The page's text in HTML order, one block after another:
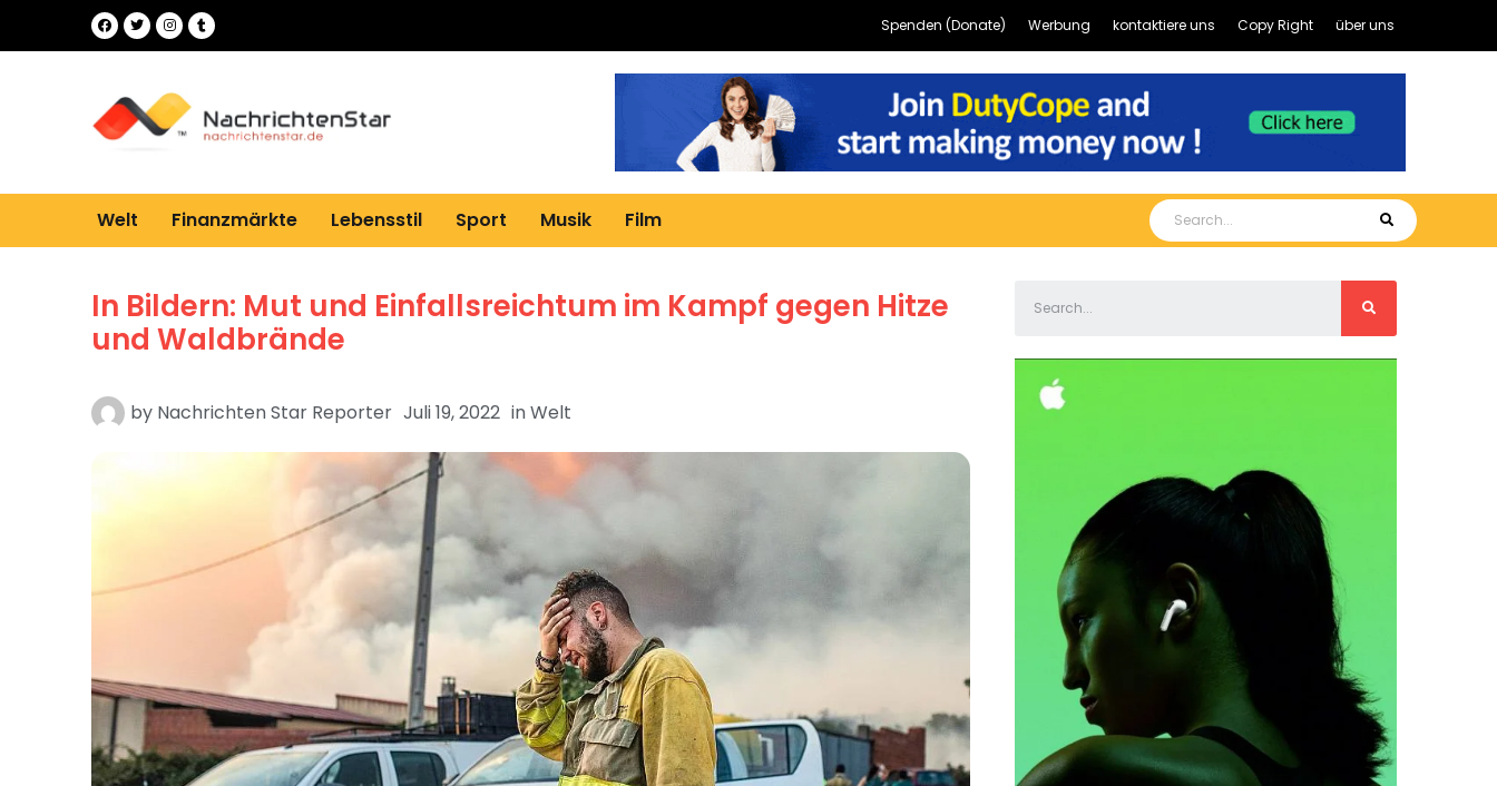
Spenden (Donate) Werbung kontaktiere uns Copy Right über uns
Welt Finanzmärkte Lebensstil Sport Musik Film
In Bildern: Mut und Einfallsreichtum im Kampf gegen Hitze
und Waldbrände
by Nachrichten Star Reporter Juli 19, 2022 inWelt